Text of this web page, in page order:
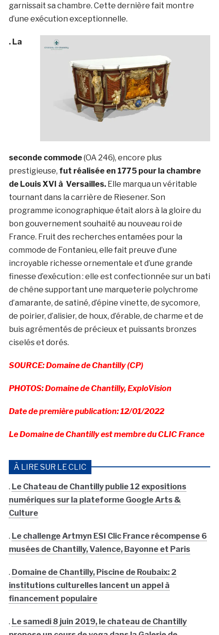
garnissait sa chambre. Cette dernière fait montre
d’une exécution exceptionnelle.
. La
seconde commode(OA 246), encore plus
prestigieuse, fut réalisée en 1775 pour la chambre
de Louis XVI à Versailles.Elle marqua un véritable
tournant dans la carrière de Riesener. Son
programme iconographique était alors à la gloire du
bon gouvernement souhaité au nouveau roi de
France. Fruit des recherches entamées pour la
commode de Fontanieu, elle fait preuve d’une
incroyable richesse ornementale et d’une grande
finesse d’exécution : elle est confectionnée sur un bati
de chêne supportant une marqueterie polychrome
d’amarante, de satiné, d’épine vinette, de sycomore,
de poirier, d’alisier, de houx, d’érable, de charme et de
buis agrémentés de précieux et puissants bronzes
ciselés et dorés.
SOURCE: Domaine de Chantilly (CP)
PHOTOS: Domaine de Chantilly, ExploVision
Date de première publication: 12/01/2022
Le Domaine de Chantilly est membre du CLIC France
À LIRE SUR LE CLIC
. Le Chateau de Chantilly publie 12 expositions
numériques sur la plateforme Google Arts &
Culture
. Le challenge Artmyn ESI Clic France récompense 6
musées de Chantilly, Valence, Bayonne et Paris
. Domaine de Chantilly, Piscine de Roubaix: 2
institutions culturelles lancent un appel à
financement populaire
. Le samedi 8 juin 2019, le chateau de Chantilly